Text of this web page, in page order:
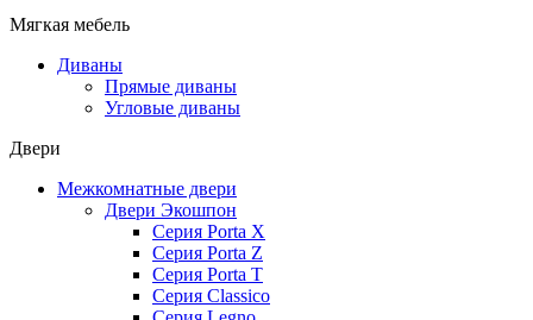
Мягкая мебель
Диваны
Прямые диваны
Угловые диваны
Двери
Межкомнатные двери
Двери Экошпон
Серия Porta X
Серия Porta Z
Серия Porta T
Серия Classico